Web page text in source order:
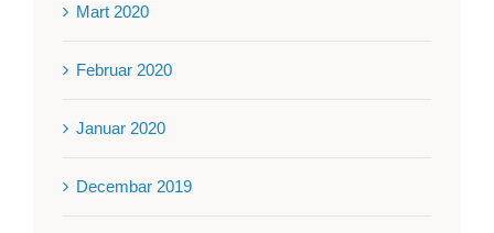
Mart 2020
Februar 2020
Januar 2020
Decembar 2019